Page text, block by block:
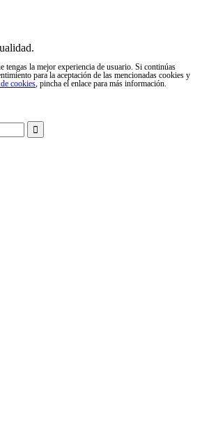
tengas la mejor experiencia de usuario. Si continúas
para la aceptación de las mencionadas cookies y
cookies, pincha el enlace para más información.